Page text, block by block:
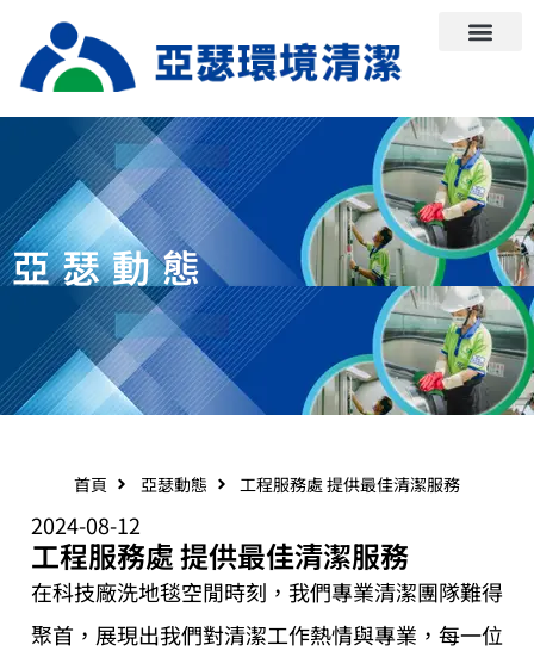
亞瑟動態
首頁 亞瑟動態 工程服務處 提供最佳清潔服務
2024-08-12
工程服務處 提供最佳清潔服務
在科技廠洗地毯空閒時刻，我們專業清潔團隊難得
聚首，展現出我們對清潔工作熱情與專業，每一位